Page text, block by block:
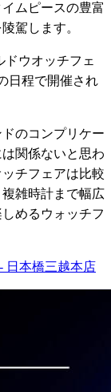
ムピースの豊富
駕します。
ドウオッチフェ
日程で開催され
のコンプリケー
関係ないと思わ
チフェアは比較
雑時計まで幅広
めるウォッチフ
日本橋三越本店